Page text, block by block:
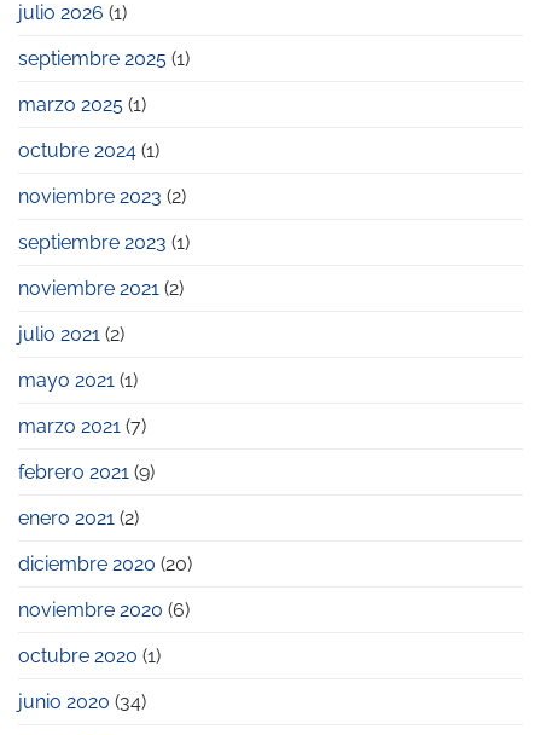
julio 2026 (1)
septiembre 2025 (1)
marzo 2025 (1)
octubre 2024 (1)
noviembre 2023 (2)
septiembre 2023 (1)
noviembre 2021 (2)
julio 2021 (2)
mayo 2021 (1)
marzo 2021 (7)
febrero 2021 (9)
enero 2021 (2)
diciembre 2020 (20)
noviembre 2020 (6)
octubre 2020 (1)
junio 2020 (34)